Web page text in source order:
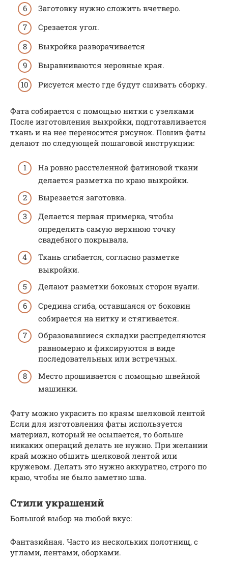
Заготовку нужно сложить вчетверо.
Срезается угол.
Выкройка разворачивается
Выравниваются неровные края.
Рисуется место где будут сшивать сборку.
Фата собирается с помощью нитки с узелками
После изготовления выкройки, подготавливается
ткань и на нее переносится рисунок. Пошив фаты
делают по следующей пошаговой инструкции:
На ровно расстеленной фатиновой ткани
делается разметка по краю выкройки.
Вырезается заготовка.
Делается первая примерка, чтобы
определить самую верхнюю точку
свадебного покрывала.
Ткань сгибается, согласно разметке
выкройки.
Делают разметки боковых сторон вуали.
Средина сгиба, оставшаяся от боковин
собирается на нитку и стягивается.
Образовавшиеся складки распределяются
равномерно и фиксируются в виде
последовательных или встречных.
Место прошивается с помощью швейной
машинки.
Фату можно украсить по краям шелковой лентой
Если для изготовления фаты используется
материал, который не осыпается, то больше
никаких операций делать не нужно. При желании
край можно обшить шелковой лентой или
кружевом. Делать это нужно аккуратно, строго по
краю, чтобы не было заметно шва.
Стили украшений
Большой выбор на любой вкус:
Фантазийная. Часто из нескольких полотнищ, с
углами, лентами, оборками.